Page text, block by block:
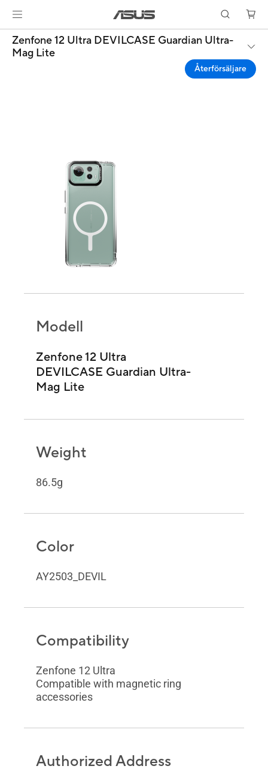
Zenfone 12 Ultra DEVILCASE Guardian Ultra-
Mag Lite
Återförsäljare
Modell
Zenfone 12 Ultra
DEVILCASE Guardian Ultra-
Mag Lite
Weight
86.5g
Color
AY2503_DEVIL
Compatibility
Zenfone 12 Ultra
Compatible with magnetic ring
accessories
Authorized Address